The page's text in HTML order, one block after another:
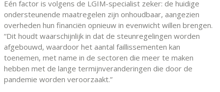
Eén factor is volgens de LGIM-specialist zeker: de huidige
ondersteunende maatregelen zijn onhoudbaar, aangezien
overheden hun financiën opnieuw in evenwicht willen brengen.
“Dit houdt waarschijnlijk in dat de steunregelingen worden
afgebouwd, waardoor het aantal faillissementen kan
toenemen, met name in de sectoren die meer te maken
hebben met de lange termijnveranderingen die door de
pandemie worden veroorzaakt.”